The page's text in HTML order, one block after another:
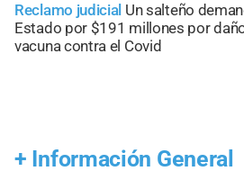
Reclamo judicial Un salteño
Estado por $191 millones por
vacuna contra el Covid
+ Información General